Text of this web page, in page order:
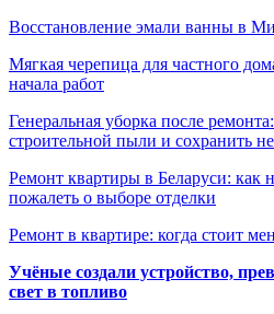
Восстановление эмали ванны в
Мягкая черепица для частного
начала работ
Генеральная уборка после
строительной пыли и сохранить
Ремонт квартиры в Беларуси: как
пожалеть о выборе отделки
Ремонт в квартире: когда стоит
Учёные создали устройство,
свет в топливо